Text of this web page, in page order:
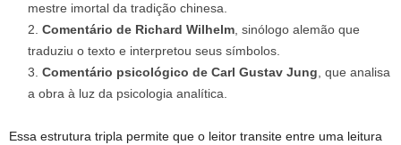
mestre imortal da tradição chinesa.
Comentário de Richard Wilhelm , sinólogo alemão que
traduziu o texto e interpretou seus símbolos.
Comentário psicológico de Carl Gustav Jung , que analisa
a obra à luz da psicologia analítica.
Essa estrutura tripla permite que o leitor transite entre uma leitura